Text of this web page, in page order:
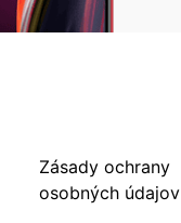
Zásady ochrany
osobných údajov